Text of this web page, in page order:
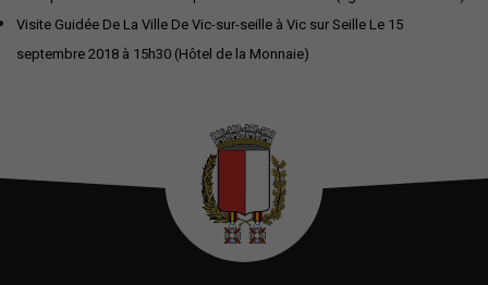
Visite Guidée De La Ville De Vic-sur-seille à Vic sur Seille Le 15
septembre 2018 à 15h30 (Hôtel de la Monnaie)